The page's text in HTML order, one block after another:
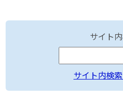
サイト
サイト内検